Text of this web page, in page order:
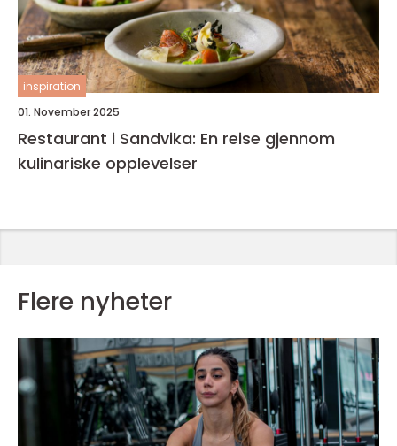
inspiration
01. November 2025
Restaurant i Sandvika: En reise gjennom
kulinariske opplevelser
Flere nyheter